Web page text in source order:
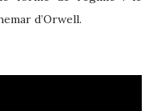
d’Orwell.